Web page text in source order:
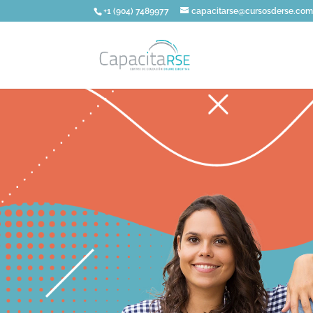
+1 (904) 7489977 capacitarse@cursosderse.com